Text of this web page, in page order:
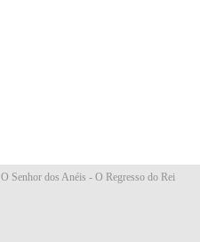
O Senhor dos Anéis - O Regresso do Rei